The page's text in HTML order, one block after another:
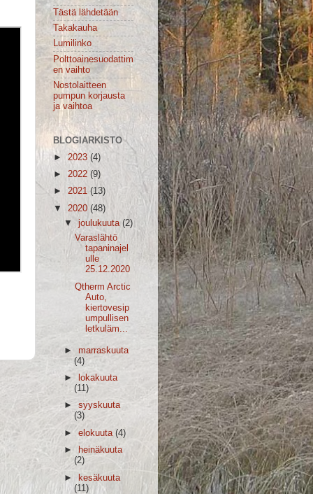
Tästä lähdetään
Takakauha
Lumilinko
Polttoainesuodattim
en vaihto
Nostolaitteen
pumpun korjausta
ja vaihtoa
BLOGIARKISTO
►2023 (4)
► 2022 (9)
► 2021 (13)
▼ 2020 (48)
▼joulukuuta(2)
Varaslähtö
tapaninajel
ulle
25.12.2020
Qtherm Arctic
Auto,
kiertovesip
umpullisen
letkuläm...
►marraskuuta
(4)
►
lokakuuta
(11)
►syyskuuta
(3)
►elokuuta(4)
►heinäkuuta
(2)
►
kesäkuuta
(11)